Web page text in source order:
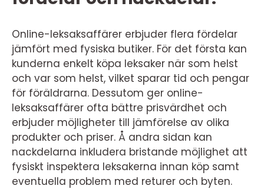
Online-leksaksaffärer erbjuder flera fördelar
jämfört med fysiska butiker. För det första kan
kunderna enkelt köpa leksaker när som helst
och var som helst, vilket sparar tid och pengar
för föräldrarna. Dessutom ger online-
leksaksaffärer ofta bättre prisvärdhet och
erbjuder möjligheter till jämförelse av olika
produkter och priser. Å andra sidan kan
nackdelarna inkludera bristande möjlighet att
fysiskt inspektera leksakerna innan köp samt
eventuella problem med returer och byten.